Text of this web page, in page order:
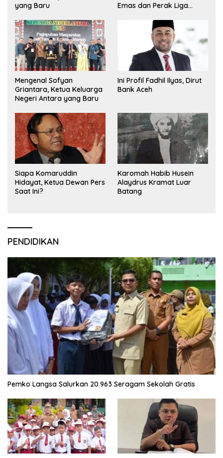
yang Baru
Emas dan Perak Liga
Mengenal Sofyan
Griantara, Ketua Keluarga
Negeri Antara yang Baru
Ini Profil Fadhil Ilyas, Dirut
Bank Aceh
Siapa Komaruddin
Hidayat, Ketua Dewan Pers
Saat Ini?
Karomah Habib Husein
Alaydrus Kramat Luar
Batang
PENDIDIKAN
Pemko Langsa Salurkan 20.963 Seragam Sekolah Gratis